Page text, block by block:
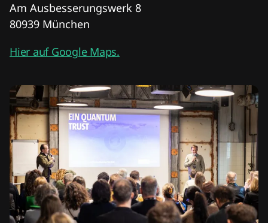
Am Ausbesserungswerk 8
80939 München
Hier auf Google Maps.